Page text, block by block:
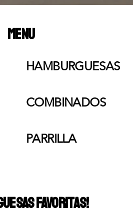
MENU
HAMBURGUESAS
COMBINADOS
PARRILLA
FAVORITAS!